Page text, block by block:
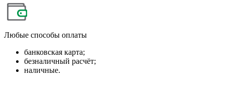
Любые способы оплаты
банковская карта;
безналичный расчёт;
наличные.